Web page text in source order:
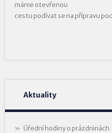
máme otevřenou
cestu podívat se na přípravu
Aktuality
Úřední hodiny o prázdninách